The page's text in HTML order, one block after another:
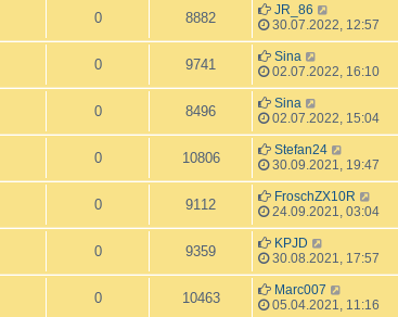
0 8882
JR_86
30.07.2022, 12:57
0 9741
Sina
02.07.2022, 16:10
0 8496
Sina
02.07.2022, 15:04
0 10806
Stefan24
30.09.2021, 19:47
0 9112
FroschZX10R
24.09.2021, 03:04
0 9359
KPJD
30.08.2021, 17:57
0 10463
Marc007
05.04.2021, 11:16